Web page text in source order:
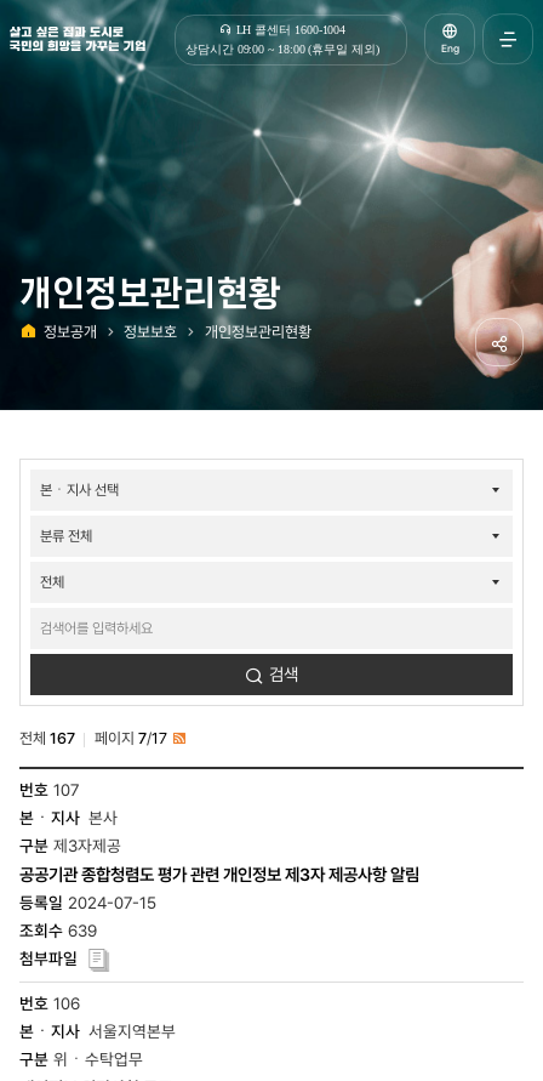
살고 싶은 집과 도시로 국민의 희망을 가꾸는 기업 | 한국토지주택공사
LH 콜센터 1600-1004
상담시간 09:00 ~ 18:00 (휴무일 제외)
Eng
개인정보관리현황
정보공개 정보보호 개인정보관리현황
개인정보관리현황
검색
전체 167 페이지 7/17
정보공개-
개인정보관리현황
목록
-
본
·
지사,
구분,
제목,
등록일,
조회수,
첨부파일
107
본사
제3자제공
공공기관 종합청렴도 평가 관련 개인정보 제3자 제공사항 알림
2024-07-15
639
106
서울지역본부
위ㆍ수탁업무